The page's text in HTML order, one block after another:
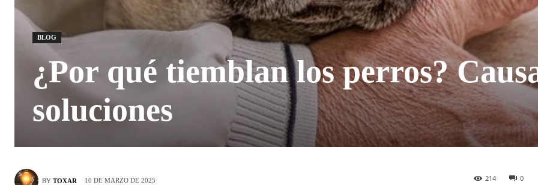
BLOG
¿Por qué tiemblan los perros?
soluciones
BY TOXAR 10 DE MARZO DE 2025 0
214